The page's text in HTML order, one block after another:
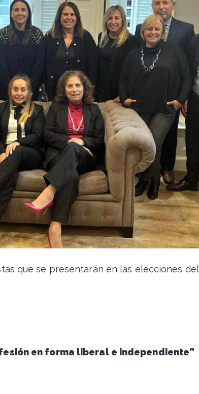
que se presentarán en las elecciones del
en forma liberal e independiente”